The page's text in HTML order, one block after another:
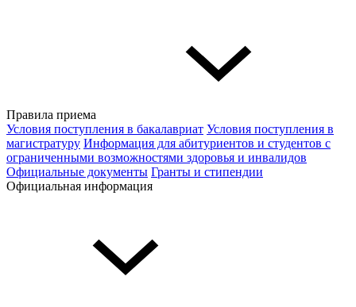
Правила приема
Условия поступления в бакалавриат Условия поступления в
магистратуру Информация для абитуриентов и студентов с
ограниченными возможностями здоровья и инвалидов
Официальные документы Гранты и стипендии
Официальная информация